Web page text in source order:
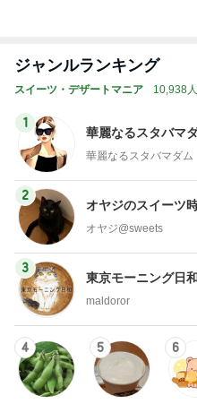
ジャンルランキング
スイーツ・デザートマニア 10,938
1
華麗なるスタバマ
華麗なるスタバマダム
2
オヤジのスイーツ
オヤジ@sweets
3
東京モーニング日
maldoror
4 5 6